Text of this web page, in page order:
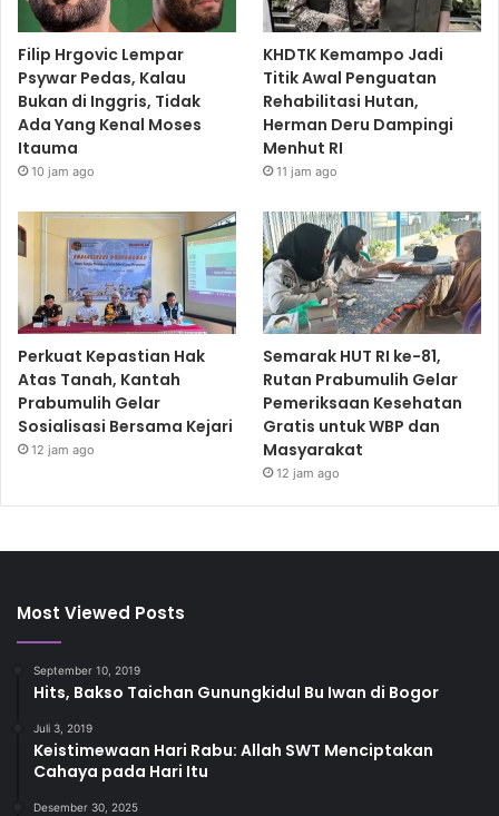
Filip Hrgovic Lempar
Psywar Pedas, Kalau
Bukan di Inggris, Tidak
Ada Yang Kenal Moses
Itauma
10 jam ago
KHDTK Kemampo Jadi
Titik Awal Penguatan
Rehabilitasi Hutan,
Herman Deru Dampingi
Menhut RI
11 jam ago
Perkuat Kepastian Hak
Atas Tanah, Kantah
Prabumulih Gelar
Sosialisasi Bersama Kejari
12 jam ago
Semarak HUT RI ke-81,
Rutan Prabumulih Gelar
Pemeriksaan Kesehatan
Gratis untuk WBP dan
Masyarakat
12 jam ago
Most Viewed Posts
September 10, 2019
Hits, Bakso Taichan Gunungkidul Bu Iwan di Bogor
Juli 3, 2019
Keistimewaan Hari Rabu: Allah SWT Menciptakan
Cahaya pada Hari Itu
Desember 30, 2025